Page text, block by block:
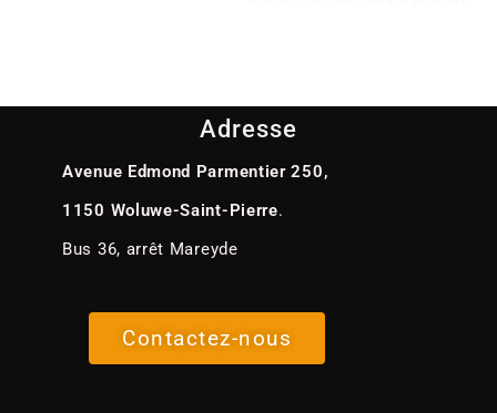
Adresse
Avenue Edmond Parmentier 250,
1150 Woluwe-Saint-Pierre.
Bus 36, arrêt Mareyde
Contactez-nous